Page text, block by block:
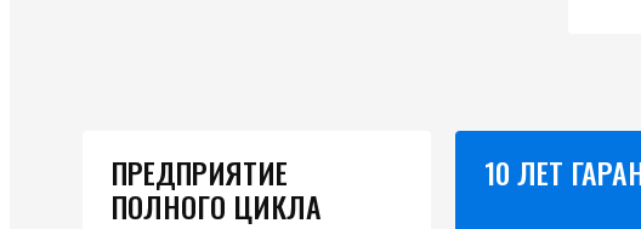
ПРЕДПРИЯТИЕ
ПОЛНОГО ЦИКЛА
10 ЛЕТ